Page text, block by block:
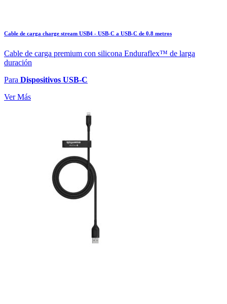
Cable de carga charge stream USB4 - USB-C a USB-C de 0.8 metros
Cable de carga premium con silicona Enduraflex™ de larga
duración
Para Dispositivos USB-C
Ver Más